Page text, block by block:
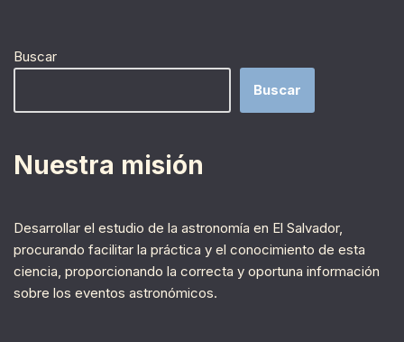
Buscar
Buscar
Nuestra misión
Desarrollar el estudio de la astronomía en El Salvador,
procurando facilitar la práctica y el conocimiento de esta
ciencia, proporcionando la correcta y oportuna información
sobre los eventos astronómicos.